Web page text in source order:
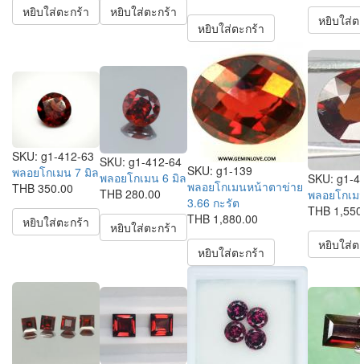
หยิบใส่ตะกร้า หยิบใส่ตะกร้า
หยิบใส่ตะกร้า หยิบใส่
SKU: g1-412-63
พลอยโกเมน 7 มิล
THB 350.00
หยิบใส่ตะกร้า
SKU: g1-412-64
พลอยโกเมน 6 มิล
THB 280.00
หยิบใส่ตะกร้า
SKU: g1-139
พลอยโกเมนหน้าตาข่าย
3.66 กะรัต
THB 1,880.00
หยิบใส่ตะกร้า
SKU: g1-
พลอยโกเ
THB
หยิบใส่